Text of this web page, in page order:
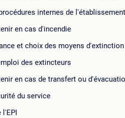
internes de l'établissement
en cas d'incendie
et choix des moyens d'extinction
des extincteurs
en cas de transfert ou
du service